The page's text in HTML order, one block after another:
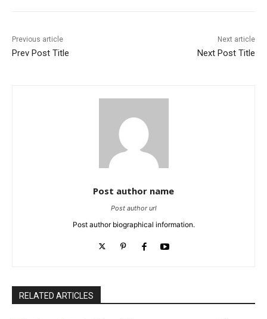
Previous article
Prev Post Title
Next article
Next Post Title
Post author name
Post author url
Post author biographical information.
RELATED ARTICLES